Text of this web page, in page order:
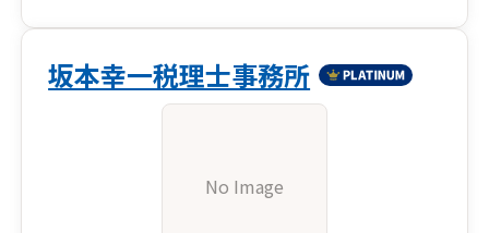
坂本幸一税理士事務所
No Image